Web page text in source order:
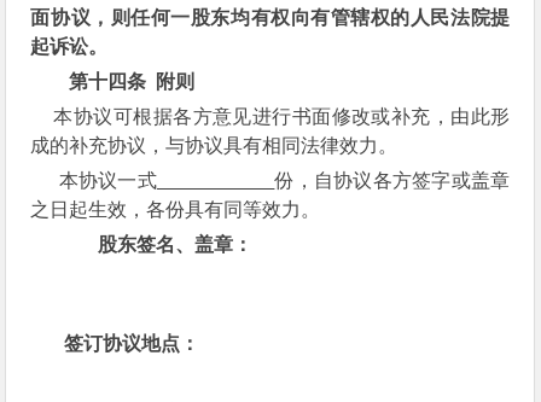
面协议，则任何一股东均有权向有管辖权的人民法院提
起诉讼。
第十四条 附则
本协议可根据各方意见进行书面修改或补充，由此形
成的补充协议，与协议具有相同法律效力。
本协议一式
份，自协议各方签字或盖章
之日起生效，各份具有同等效力。
股东签名、盖章：
签订协议地点：